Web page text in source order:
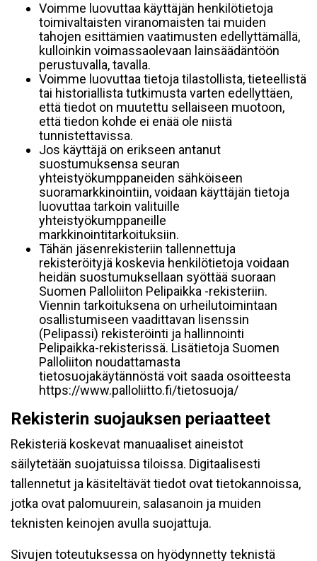
Voimme luovuttaa käyttäjän henkilötietoja
toimivaltaisten viranomaisten tai muiden
tahojen esittämien vaatimusten edellyttämällä,
kulloinkin voimassaolevaan lainsäädäntöön
perustuvalla, tavalla.
Voimme luovuttaa tietoja tilastollista, tieteellistä
tai historiallista tutkimusta varten edellyttäen,
että tiedot on muutettu sellaiseen muotoon,
että tiedon kohde ei enää ole niistä
tunnistettavissa.
Jos käyttäjä on erikseen antanut
suostumuksensa seuran
yhteistyökumppaneiden sähköiseen
suoramarkkinointiin, voidaan käyttäjän tietoja
luovuttaa tarkoin valituille
yhteistyökumppaneille
markkinointitarkoituksiin.
Tähän jäsenrekisteriin tallennettuja
rekisteröityjä koskevia henkilötietoja voidaan
heidän suostumuksellaan syöttää suoraan
Suomen Palloliiton Pelipaikka -rekisteriin.
Viennin tarkoituksena on urheilutoimintaan
osallistumiseen vaadittavan lisenssin
(Pelipassi) rekisteröinti ja hallinnointi
Pelipaikka-rekisterissä. Lisätietoja Suomen
Palloliiton noudattamasta
tietosuojakäytännöstä voit saada osoitteesta
https://www.palloliitto.fi/tietosuoja/
Rekisterin suojauksen periaatteet
Rekisteriä koskevat manuaaliset aineistot
säilytetään suojatuissa tiloissa. Digitaalisesti
tallennetut ja käsiteltävät tiedot ovat tietokannoissa,
jotka ovat palomuurein, salasanoin ja muiden
teknisten keinojen avulla suojattuja.
Sivujen toteutuksessa on hyödynnetty teknistä